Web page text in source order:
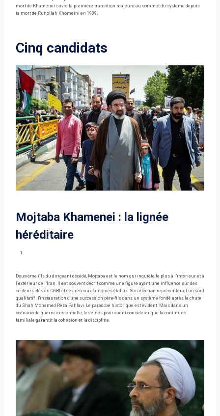
mort de Khamenei ouvre la première transition majeure au sommet du système depuis
la mort de Ruhollah Khomeini en 1989.
Cinq candidats
Mojtaba Khamenei : la lignée
héréditaire
Deuxième fils du dirigeant décédé, Mojtaba est le nom qui inquiète le plus à l’intérieur et à
l’extérieur de l’Iran. Il est souvent décrit comme une figure ayant une influence sur des
secteurs clés du CGRI et des réseaux fantômes établis. Son élection représenterait un saut
qualitatif : l'instauration d'une succession père-fils dans un système fondé après la chute
du Shah Mohamed Reza Pahlavi. Le paradoxe historique est évident. Mais dans un
scénario de guerre existentielle, les élites pourraient considérer que la continuité
familiale garantit la cohésion et la discipline.